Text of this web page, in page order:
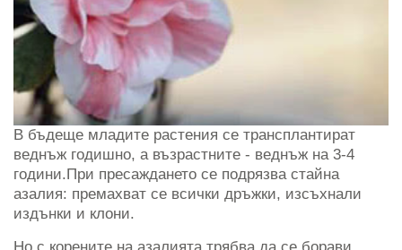
В бъдеще младите растения се трансплантират
веднъж годишно, а възрастните - веднъж на 3-4
години.При пресаждането се подрязва стайна
азалия: премахват се всички дръжки, изсъхнали
издънки и клони.
Но с корените на азалията трябва да се борави